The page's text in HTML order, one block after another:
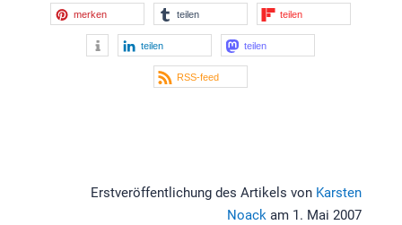
merken teilen teilen
teilen teilen
RSS-feed
Erstveröffentlichung des Artikels von Karsten
Noack am 1. Mai 2007